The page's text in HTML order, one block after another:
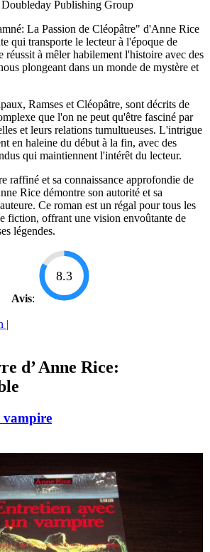
Publishing Group
La Passion de Cléopâtre" d'Anne Rice
qui transporte le lecteur à l'époque de
réussit à mêler habilement l'histoire avec des
plongeant dans un monde de mystère et
Ramses et Cléopâtre, sont décrits de
que l'on ne peut qu'être fasciné par
et leurs relations tumultueuses. L'intrigue
en haleine du début à la fin, avec des
qui maintiennent l'intérêt du lecteur.
raffiné et sa connaissance approfondie de
Rice démontre son autorité et sa
Ce roman est un régal pour tous les
fiction, offrant une vision envoûtante de
légendes.
Avis:
8.3
|
d’ Anne Rice:
vampire